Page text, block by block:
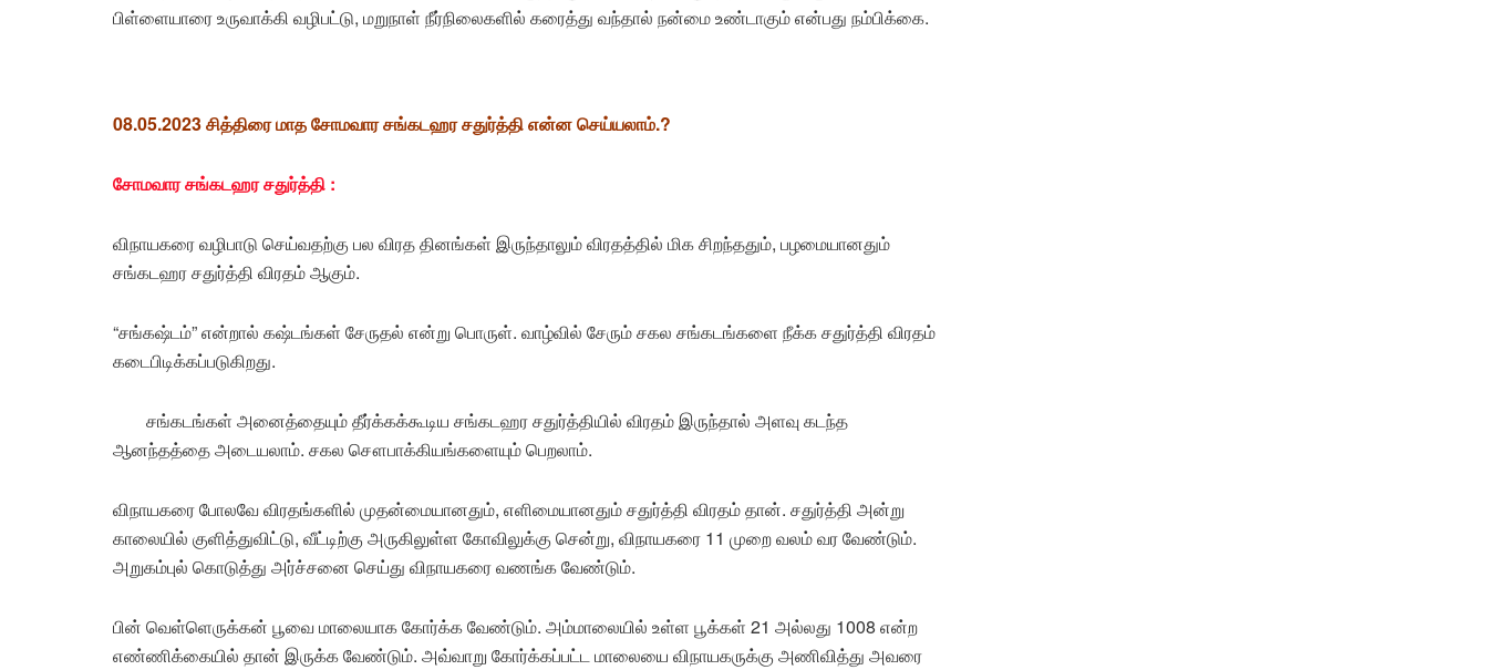
பிள்ளையாரை உருவாக்கி வழிபட்டு, மறுநாள் நீர்நிலைகளில் கரைத்து வந்தால் நன்மை உண்டாகும் என்பது நம்பிக்கை.
08.05.2023 சித்திரை மாத சோமவார சங்கடஹர சதுர்த்தி என்ன செய்யலாம்.?
சோமவார சங்கடஹர சதுர்த்தி :
விநாயகரை வழிபாடு செய்வதற்கு பல விரத தினங்கள் இருந்தாலும் விரதத்தில் மிக சிறந்ததும், பழமையானதும்
சங்கடஹர சதுர்த்தி விரதம் ஆகும்.
“சங்கஷ்டம்” என்றால் கஷ்டங்கள் சேருதல் என்று பொருள். வாழ்வில் சேரும் சகல சங்கடங்களை நீக்க சதுர்த்தி விரதம்
கடைபிடிக்கப்படுகிறது.
சங்கடங்கள் அனைத்தையும் தீர்க்கக்கூடிய சங்கடஹர சதுர்த்தியில் விரதம் இருந்தால் அளவு கடந்த
ஆனந்தத்தை அடையலாம். சகல சௌபாக்கியங்களையும் பெறலாம்.
விநாயகரை போலவே விரதங்களில் முதன்மையானதும், எளிமையானதும் சதுர்த்தி விரதம் தான். சதுர்த்தி அன்று
காலையில் குளித்துவிட்டு, வீட்டிற்கு அருகிலுள்ள கோவிலுக்கு சென்று, விநாயகரை 11 முறை வலம் வர வேண்டும்.
அறுகம்புல் கொடுத்து அர்ச்சனை செய்து விநாயகரை வணங்க வேண்டும்.
பின் வெள்ளெருக்கன் பூவை மாலையாக கோர்க்க வேண்டும். அம்மாலையில் உள்ள பூக்கள் 21 அல்லது 1008 என்ற
எண்ணிக்கையில் தான் இருக்க வேண்டும். அவ்வாறு கோர்க்கப்பட்ட மாலையை விநாயகருக்கு அணிவித்து அவரை